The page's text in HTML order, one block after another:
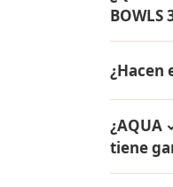
BOWLS
de agua
¿Hacen
BOWLS
¿AQUA
tiene